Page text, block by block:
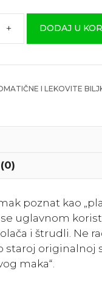
Jestivi
količina
+ DODAJ U
I LEKOVITE
poznat kao
se uglavnom
i štrudli. Ne
staroj originalnoj
maka“.